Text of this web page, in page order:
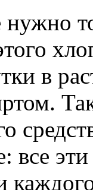
нужно
в
все